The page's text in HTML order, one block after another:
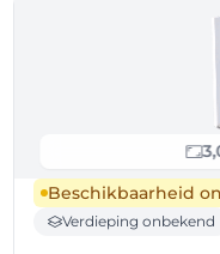
Beschikbaarheid
Verdieping onbekend